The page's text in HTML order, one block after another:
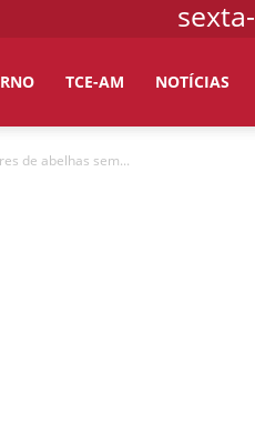
TCE-AM NOTÍCIAS
de abelhas sem...